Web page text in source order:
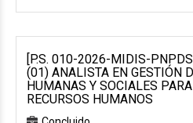
[P.S. 010-2026-MIDIS-
(01) ANALISTA EN GESTIÓN
HUMANAS Y SOCIALES
RECURSOS HUMANOS